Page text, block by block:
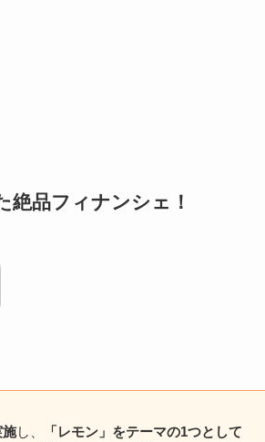
絶品フィナンシェ！
施し、
「レモン」をテーマの1つとして